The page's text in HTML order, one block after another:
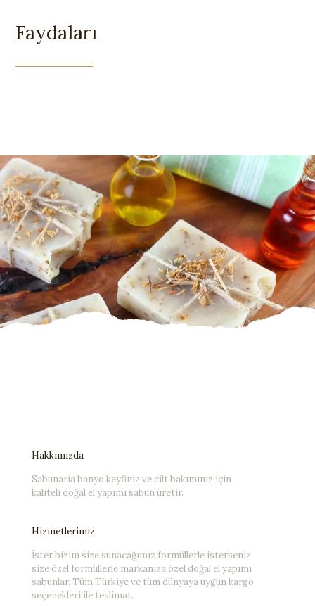
Faydaları
Hakkımızda
Sabunaria banyo keyfiniz ve cilt bakımınız için
kaliteli doğal el yapımı sabun üretir.
Hizmetlerimiz
İster bizim size sunacağımız formüllerle isterseniz
size özel formüllerle markanıza özel doğal el yapımı
sabunlar. Tüm Türkiye ve tüm dünyaya uygun kargo
seçenekleri ile teslimat.